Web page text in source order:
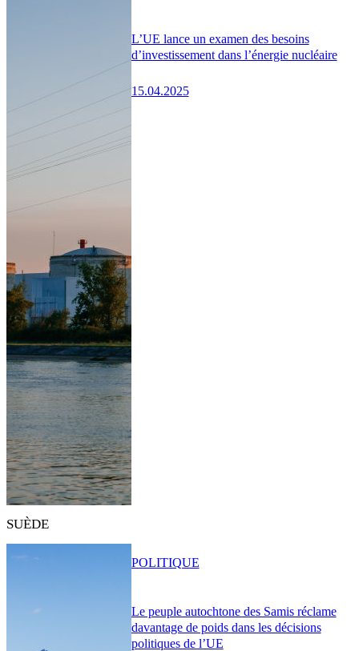
L’UE lance un examen des besoins
d’investissement dans l’énergie nucléaire
15.04.2025
SUÈDE
Le peuple autochtone des Samis réclame
davantage de poids dans les décisions
politiques de l’UE
POLITIQUE